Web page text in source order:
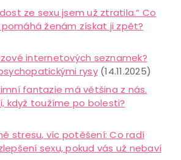
ze sexu jsem už ztratila.“ Co
ženám získat ji zpět?
internetových seznamek?
rysy(14.11.2025)
fantazie má většina z nás.
když toužíme po bolesti?
stresu, víc potěšení: Co radí
sexu, pokud vás už nebaví